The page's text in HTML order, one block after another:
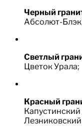
Черный
Абсолют-
Светлый
Цветок Урала;
Красный